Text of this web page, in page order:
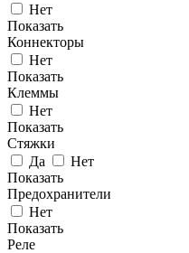
Нет
Показать
Коннекторы
Нет
Показать
Клеммы
Нет
Показать
Стяжки
Да
Нет
Показать
Предохранители
Нет
Показать
Реле